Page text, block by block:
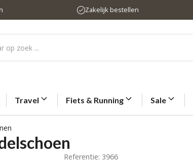
Zakelijk bestellen
Travel Fiets & Running Sale
Referentie: 3966